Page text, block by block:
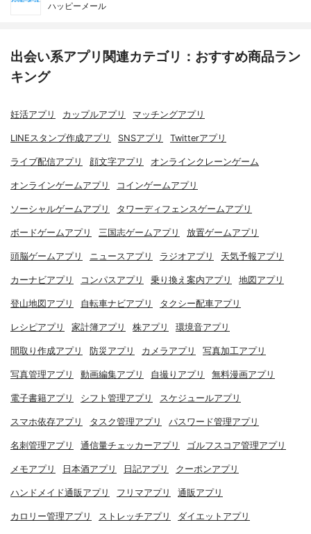
ハッピーメール
出会い系アプリ関連カテゴリ：おすすめ商品ラン
キング
妊活アプリ カップルアプリ マッチングアプリ
LINEスタンプ作成アプリ SNSアプリ Twitterアプリ
ライブ配信アプリ 顔文字アプリ オンラインクレーンゲーム
オンラインゲームアプリ コインゲームアプリ
ソーシャルゲームアプリ タワーディフェンスゲームアプリ
ボードゲームアプリ 三国志ゲームアプリ 放置ゲームアプリ
頭脳ゲームアプリ ニュースアプリ ラジオアプリ 天気予報アプリ
カーナビアプリ コンパスアプリ 乗り換え案内アプリ 地図アプリ
登山地図アプリ 自転車ナビアプリ タクシー配車アプリ
レシピアプリ 家計簿アプリ 株アプリ 環境音アプリ
間取り作成アプリ 防災アプリ カメラアプリ 写真加工アプリ
写真管理アプリ 動画編集アプリ 自撮りアプリ 無料漫画アプリ
電子書籍アプリ シフト管理アプリ スケジュールアプリ
スマホ依存アプリ タスク管理アプリ パスワード管理アプリ
名刺管理アプリ 通信量チェッカーアプリ ゴルフスコア管理アプリ
メモアプリ 日本酒アプリ 日記アプリ クーポンアプリ
ハンドメイド通販アプリ フリマアプリ 通販アプリ
カロリー管理アプリ ストレッチアプリ ダイエットアプリ